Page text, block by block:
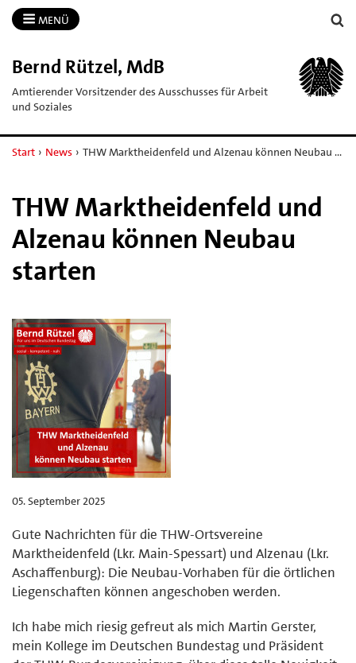
MENÜ
Bernd Rützel, MdB
Amtierender Vorsitzender des Ausschusses für Arbeit
und Soziales
Start › News › THW Marktheidenfeld und Alzenau können Neubau …
THW Marktheidenfeld und
Alzenau können Neubau
starten
05. September 2025
Gute Nachrichten für die THW-Ortsvereine
Marktheidenfeld (Lkr. Main-Spessart) und Alzenau (Lkr.
Aschaffenburg): Die Neubau-Vorhaben für die örtlichen
Liegenschaften können angeschoben werden.
Ich habe mich riesig gefreut als mich Martin Gerster,
mein Kollege im Deutschen Bundestag und Präsident